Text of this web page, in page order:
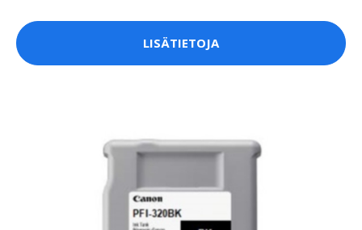
LISÄTIETOJA